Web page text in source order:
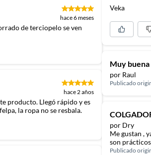
hace 6 meses
de terciopelo se ven
hace 2 años
producto. Llegó rápido y es
la ropa no se resbala.
Veka
Muy buena
por Raul
Publicado
por Dry
Me gustan , ya he comprado viaria s veces el mismo producto ,
son
Publicado